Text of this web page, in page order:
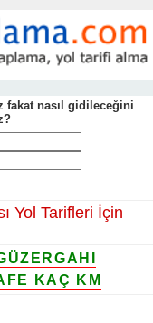
fakat nasıl gidileceğini
Yol Tarifleri İçin
KAÇ KM